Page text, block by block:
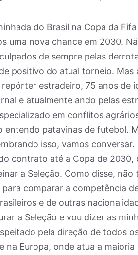
do Brasil na Copa da
uma nova chance em 2030.
de sempre pelas
positivo do atual torneio.
repórter estradeiro, 75 anos de
e atualmente ando pelas
em conflitos
entendo patavinas de futebol.
isso, vamos
contrato até a Copa de
a Seleção. Como disse,
comparar a competência
e de outras
a Seleção e vou dizer as
pela direção de todos
na Europa, onde atua a